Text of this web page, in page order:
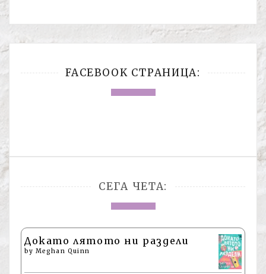
FACEBOOK СТРАНИЦА:
СЕГА ЧЕТА:
Докато лятото ни раздели
by Meghan Quinn